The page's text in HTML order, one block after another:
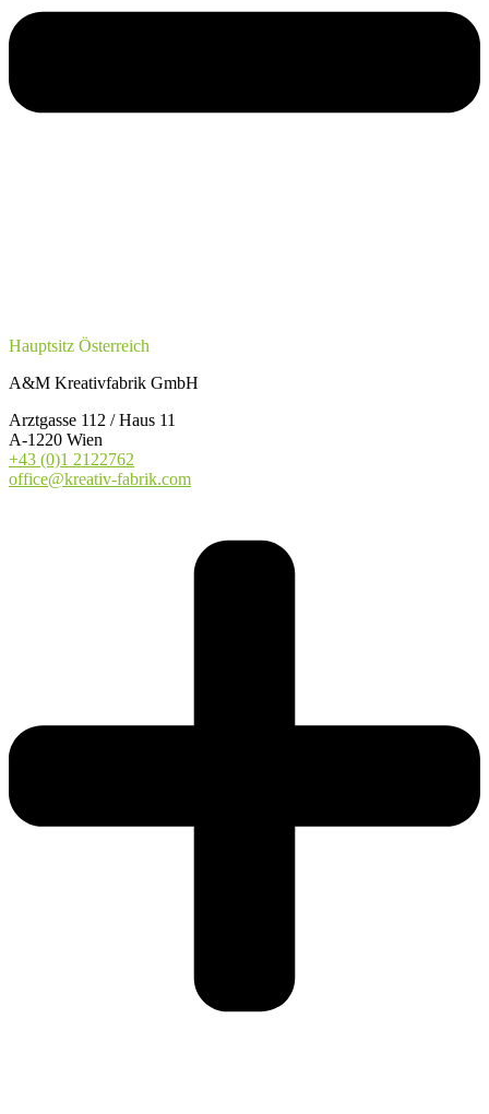
Hauptsitz Österreich
A&M Kreativfabrik GmbH
Arztgasse 112 / Haus 11
A-1220 Wien
+43 (0)1 2122762
office@kreativ-fabrik.com